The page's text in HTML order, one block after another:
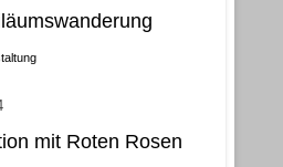
mit Roten Rosen